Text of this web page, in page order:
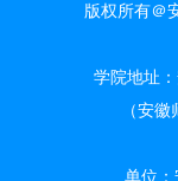
版权所有＠
学院地址
（安
单位